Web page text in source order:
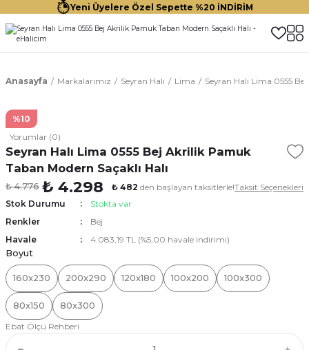
Yeni Üyelere Özel Sepette %20 İNDİRİM
Anasayfa Markalarımız Seyran Halı Lima Seyran Halı Lima 0555
%10
Yorumlar (0)
Seyran Halı Lima 0555 Bej Akrilik Pamuk
Taban Modern Saçaklı Halı
₺ 4.776 ₺ 4.298 ₺ 482 den başlayan taksitlerle!Taksit Seçenekleri
Stok Durumu
Stokta var
Renkler
Bej
Havale
4.083,19 TL (%5,00 havale indirimi)
Boyut
160x230 200x290 120x180 100x200 100x300
80x150
80x300
Ebat Ölçü Rehberi